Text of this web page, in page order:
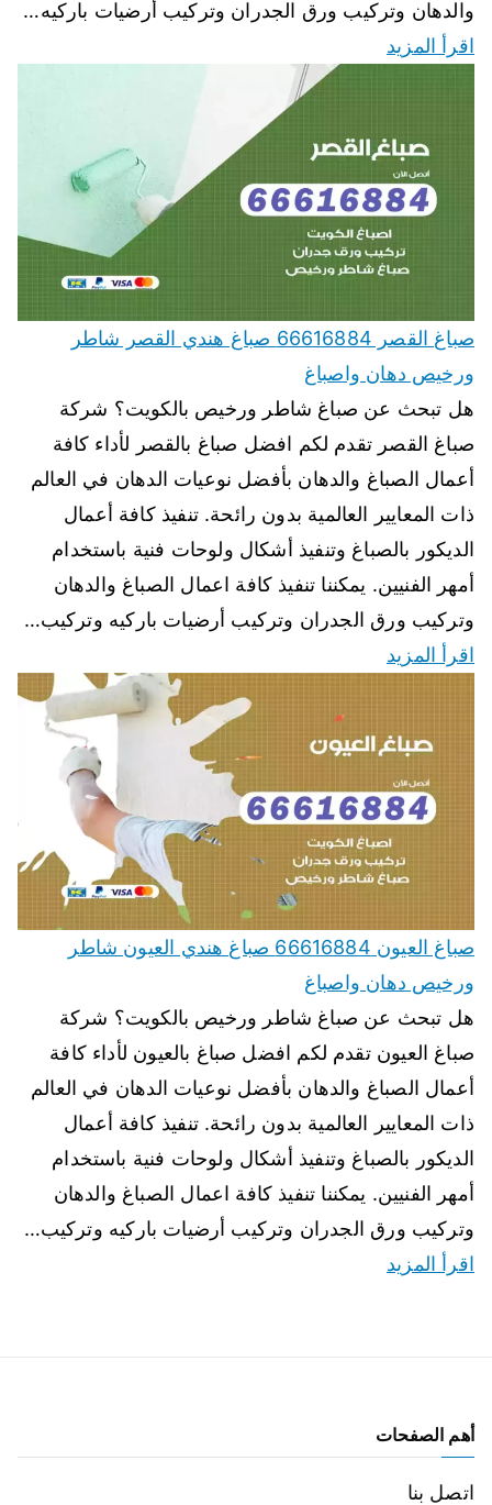
والدهان وتركيب ورق الجدران وتركيب أرضيات باركيه…
اقرأ المزيد
صباغ القصر 66616884 صباغ هندي القصر شاطر
ورخيص دهان واصباغ
هل تبحث عن صباغ شاطر ورخيص بالكويت؟ شركة
صباغ القصر تقدم لكم افضل صباغ بالقصر لأداء كافة
أعمال الصباغ والدهان بأفضل نوعيات الدهان في العالم
ذات المعايير العالمية بدون رائحة. تنفيذ كافة أعمال
الديكور بالصباغ وتنفيذ أشكال ولوحات فنية باستخدام
أمهر الفنيين. يمكننا تنفيذ كافة اعمال الصباغ والدهان
وتركيب ورق الجدران وتركيب أرضيات باركيه وتركيب…
اقرأ المزيد
صباغ العيون 66616884 صباغ هندي العيون شاطر
ورخيص دهان واصباغ
هل تبحث عن صباغ شاطر ورخيص بالكويت؟ شركة
صباغ العيون تقدم لكم افضل صباغ بالعيون لأداء كافة
أعمال الصباغ والدهان بأفضل نوعيات الدهان في العالم
ذات المعايير العالمية بدون رائحة. تنفيذ كافة أعمال
الديكور بالصباغ وتنفيذ أشكال ولوحات فنية باستخدام
أمهر الفنيين. يمكننا تنفيذ كافة اعمال الصباغ والدهان
وتركيب ورق الجدران وتركيب أرضيات باركيه وتركيب…
اقرأ المزيد
أهم الصفحات
اتصل بنا